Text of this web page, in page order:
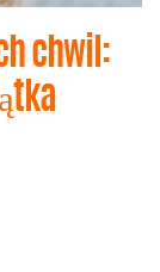
chwil: